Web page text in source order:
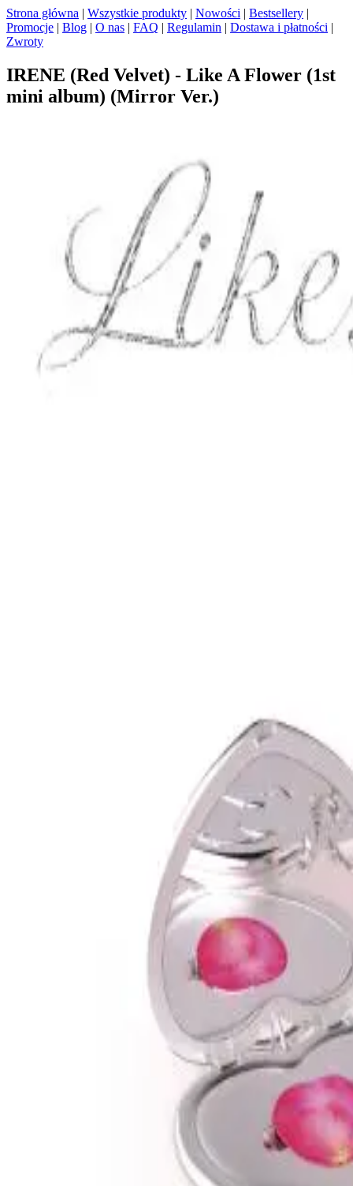
Strona główna | Wszystkie produkty | Nowości | Bestsellery |
Promocje | Blog | O nas | FAQ | Regulamin | Dostawa i płatności |
Zwroty
IRENE (Red Velvet) - Like A Flower (1st
mini album) (Mirror Ver.)